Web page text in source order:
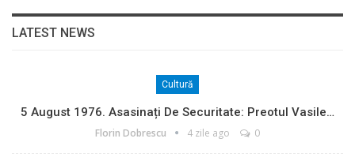
LATEST NEWS
Cultură
5 August 1976. Asasinați De Securitate: Preotul Vasile…
Florin Dobrescu 4 zile ago 0